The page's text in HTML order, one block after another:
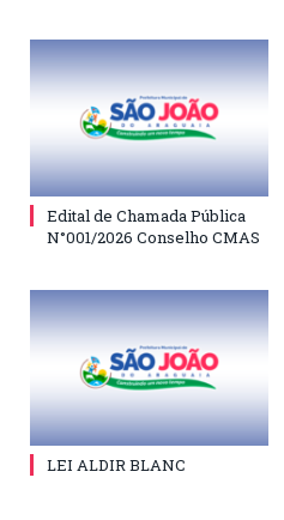
Edital de Chamada Pública
N°001/2026 Conselho CMAS
LEI ALDIR BLANC